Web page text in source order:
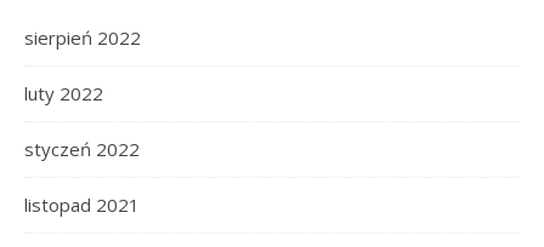
sierpień 2022
luty 2022
styczeń 2022
listopad 2021